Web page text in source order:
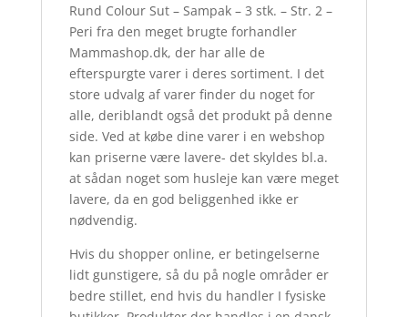
Rund Colour Sut – Sampak – 3 stk. – Str. 2 –
Peri fra den meget brugte forhandler
Mammashop.dk, der har alle de
efterspurgte varer i deres sortiment. I det
store udvalg af varer finder du noget for
alle, deriblandt også det produkt på denne
side. Ved at købe dine varer i en webshop
kan priserne være lavere- det skyldes bl.a.
at sådan noget som husleje kan være meget
lavere, da en god beliggenhed ikke er
nødvendig.
Hvis du shopper online, er betingelserne
lidt gunstigere, så du på nogle områder er
bedre stillet, end hvis du handler I fysiske